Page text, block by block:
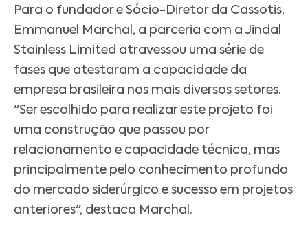
Para o fundador e Sócio-Diretor da Cassotis,
Emmanuel Marchal, a parceria com a Jindal
Stainless Limited atravessou uma série de
fases que atestaram a capacidade da
empresa brasileira nos mais diversos setores.
"Ser escolhido para realizar este projeto foi
uma construção que passou por
relacionamento e capacidade técnica, mas
principalmente pelo conhecimento profundo
do mercado siderúrgico e sucesso em projetos
anteriores", destaca Marchal.